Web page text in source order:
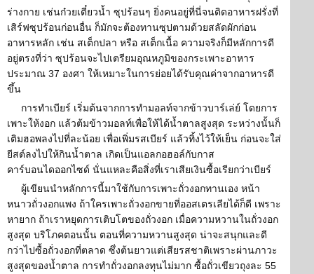
ร่างกาย เช่นก๋วยเตี๋ยวน้ำ ซุปร้อนๆ ยิ่งคนอยู่ที่นี่จนติดอาหารฝรั่งที่
เสิร์ฟซุปร้อนก่อนอื่น ก็มักจะต้องทานซุปตามด้วยสลัดผักก่อน
อาหารหลัก เช่น สเต็กปลา หรือ สเต็กเนื้อ ความจริงก็มีหลักการดี
อยู่ตรงที่ว่า ซุปร้อนจะไปเตรียมอุณหภูมิของกระเพาะอาหาร
ประมาณ 37 องศา ให้เหมาะในการย่อยได้รับคุณค่าจากอาหารดี
ขึ้น
การทำเบียร์ เริ่มต้นจากการทำมอลท์จากข้าวบาร์เล่ย์ โดยการ
เพาะให้งอก แล้วต้มข้าวมอลท์เพื่อให้ได้น้ำตาลสูงสุด ระหว่างนั้นก็
เติมฮอพลงไปที่ละน้อย เพื่อเพิ่มรสเบียร์ แล้วทิ้งไว้ให้เย็น ก่อนจะใส่
ยีสต์ลงไปให้กินน้ำตาล เกิดเป็นแอลกอฮอล์กับกาส
คาร์บอนไดออกไซด์ นั่นแหละคือสิ่งที่เราเสียเงินซื้อเรียกว่าเบียร์
ผู้เขียนนำหลักการนี้มาใช้กับการเพาะถั่วงอกทานเอง หน้า
หนาวถั่วงอกแพง ถ้าใครเพาะถั่วงอกขายที่ออสเตรเลียได้ก็ดี เพราะ
หายาก ถ้าเราหยุดการเติบโตของถั่วงอก เมื่อความหวานในถั่วงอก
สูงสุด บริโภคตอนนั้น ตอนที่ความหวานสูงสุด น่าจะสนุกและดี
กว่าไปซื้อถั่วงอกที่ตลาด ซึ่งต้นยาวแต่เสียรสชาติเพราะผ่านภาวะ
สูงสุดของน้ำตาล การทำถั่วงอกลงทุนไม่มาก ซื้อถั่วเขียวถุงละ 55